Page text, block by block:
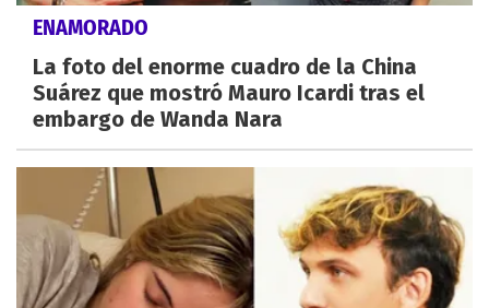
ENAMORADO
La foto del enorme cuadro de la China
Suárez que mostró Mauro Icardi tras el
embargo de Wanda Nara